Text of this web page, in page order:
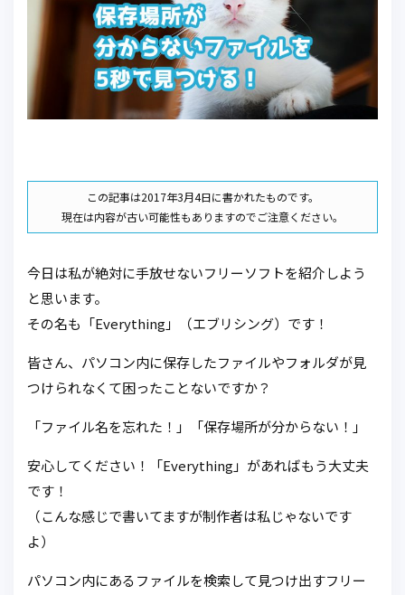
この記事は2017年3月4日に書かれたものです。
現在は内容が古い可能性もありますのでご注意ください。
今日は私が絶対に手放せないフリーソフトを紹介しよう
と思います。
その名も「Everything」（エブリシング）です！
皆さん、パソコン内に保存したファイルやフォルダが見
つけられなくて困ったことないですか？
「ファイル名を忘れた！」「保存場所が分からない！」
安心してください！「Everything」があればもう大丈夫
です！
（こんな感じで書いてますが制作者は私じゃないです
よ）
パソコン内にあるファイルを検索して見つけ出すフリー